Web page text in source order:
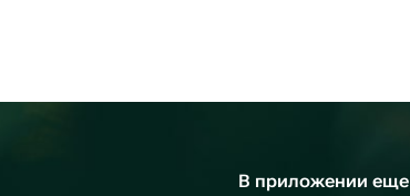
В приложении еще